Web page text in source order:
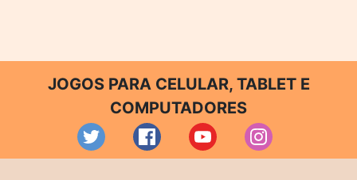
JOGOS PARA CELULAR, TABLET E
COMPUTADORES